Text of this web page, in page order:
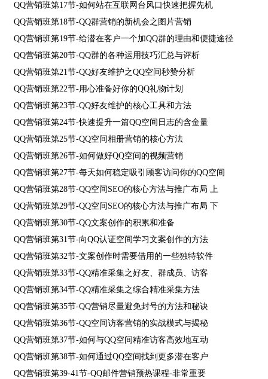
QQ营销班第17节-如何站在互联网台风口快速把握先机
QQ营销班第18节-QQ群营销的新机会之图片营销
QQ营销班第19节-给潜在客户一个加QQ群的理由和便捷途径
QQ营销班第20节-QQ群的各种运用技巧汇总与评析
QQ营销班第21节-QQ好友维护之QQ空间秒赞分析
QQ营销班第22节-用心准备好你的QQ礼物计划
QQ营销班第23节-QQ好友维护的核心工具和方法
QQ营销班第24节-快速提升一篇QQ空间日志的含金量
QQ营销班第25节-QQ空间相册营销的核心方法
QQ营销班第26节-如何做好QQ空间的视频营销
QQ营销班第27节-每天如何稳定吸引顾客访问你的QQ空间
QQ营销班第28节-QQ空间SEO的核心方法与推广布局 上
QQ营销班第29节-QQ空间SEO的核心方法与推广布局 下
QQ营销班第30节-QQ文案创作的积累和准备
QQ营销班第31节-向QQ认证空间学习文案创作的方法
QQ营销班第32节-文案创作时需要借用的一些独特软件
QQ营销班第33节-QQ精准采集之好友、群成员、访客
QQ营销班第34节-QQ精准采集之综合精准采集方法
QQ营销班第35节-QQ营销尽量避免封号的方法和秘诀
QQ营销班第36节-QQ空间访客营销的实战模式与揭秘
QQ营销班第37节-如何与QQ空间精准访客高效地互动
QQ营销班第38节-如何通过QQ空间找到更多潜在客户
QQ营销班第39-41节-QQ邮件营销预热课程-非常重要